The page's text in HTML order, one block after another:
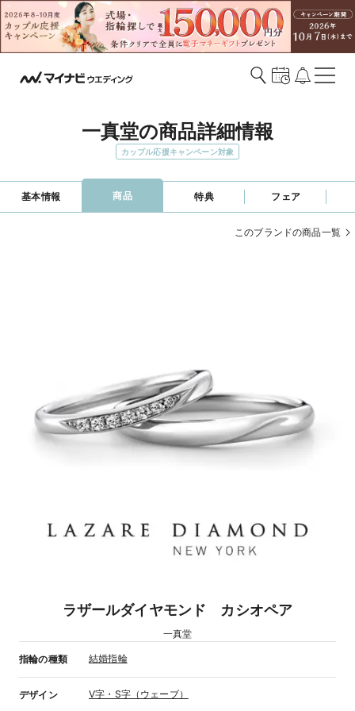
一真堂の商品詳細情報
カップル応援キャンペーン対象
基本情報 商品 特典 フェア
このブランドの商品一覧
ラザールダイヤモンド カシオペア
一真堂
指輪の種類 結婚指輪
デザイン V字・S字（ウェーブ）